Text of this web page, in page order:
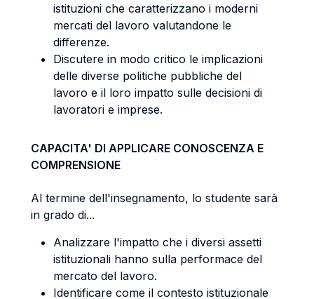
istituzioni che caratterizzano i moderni
mercati del lavoro valutandone le
differenze.
Discutere in modo critico le implicazioni
delle diverse politiche pubbliche del
lavoro e il loro impatto sulle decisioni di
lavoratori e imprese.
CAPACITA' DI APPLICARE CONOSCENZA E
COMPRENSIONE
Al termine dell'insegnamento, lo studente sarà
in grado di...
Analizzare l'impatto che i diversi assetti
istituzionali hanno sulla performace del
mercato del lavoro.
Identificare come il contesto istituzionale